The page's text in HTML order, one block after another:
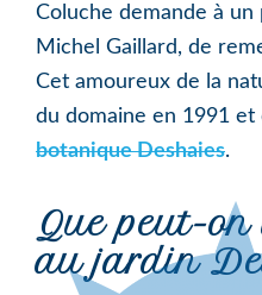
Coluche demande à
Michel Gaillard, de
Cet amoureux de la
du domaine en 1991
botanique Deshaies.
Que peut-
au jardin